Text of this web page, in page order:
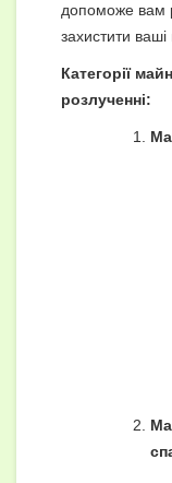
допоможе вам
захистити
Категорії
розлученні: